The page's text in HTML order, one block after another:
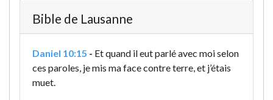
Bible de Lausanne
Daniel 10:15 - Et quand il eut parlé avec moi selon
ces paroles, je mis ma face contre terre, et j’étais
muet.